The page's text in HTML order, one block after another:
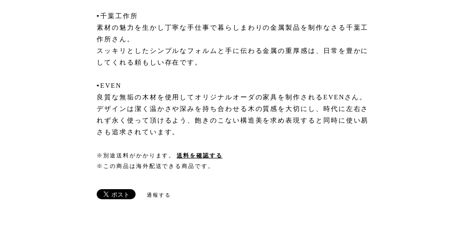
▪️千葉工作所
素材の魅力を生かし丁寧な手仕事で暮らしまわりの金属製品を制作なさる千葉工
作所さん。
スッキリとしたシンプルなフォルムと手に伝わる金属の重厚感は、日常を豊かに
してくれる頼もしい存在です。
▪️EVEN
良質な無垢の木材を使用してオリジナルオーダの家具を制作されるEVENさん。
デザインは潔く温かさや深みを持ち合わせる木の質感を大切にし、時代に左右さ
れず永く使って頂けるよう、飽きのこない構造美を求め表現すると同時に使い易
さも追求されています。
※別途送料がかかります。
送料を確認する
※この商品は海外配送できる商品です。
通報する